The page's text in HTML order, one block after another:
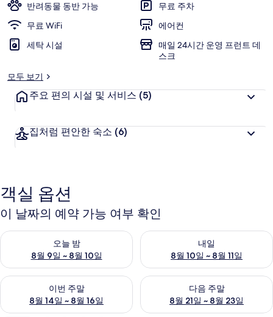
반려동물 동반 가능
무료 주차
무료 WiFi
에어컨
세탁 시설
매일 24시간 운영 프런트 데
스크
모두 보기
주요 편의 시설 및 서비스 (5)
집처럼 편안한 숙소 (6)
객실 옵션
이 날짜의 예약 가능 여부 확인
오늘 밤
8월 9일 ~ 8월 10일
오늘 밤 예약 가능 여부 확인, 8월 9일 ~ 8월 10일
내일
8월 10일 ~ 8월 11일
내일 예약 가능 여부 확인, 8월
이번 주말
8월 14일 ~ 8월 16일
이번 주말 예약 가능 여부 확인, 8월 14일 ~ 8월 16일
다음 주말
8월 21일 ~ 8월 23일
다음 주말 예약 가능 여부 확인